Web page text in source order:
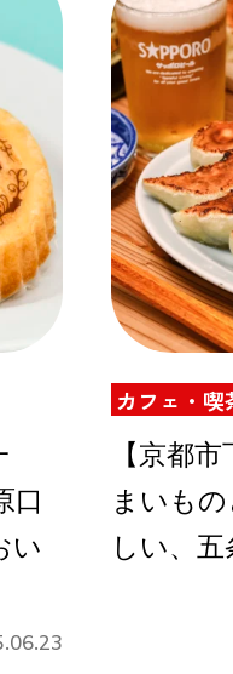
口
い
カフェ・喫
【京都
まいも
しい、五